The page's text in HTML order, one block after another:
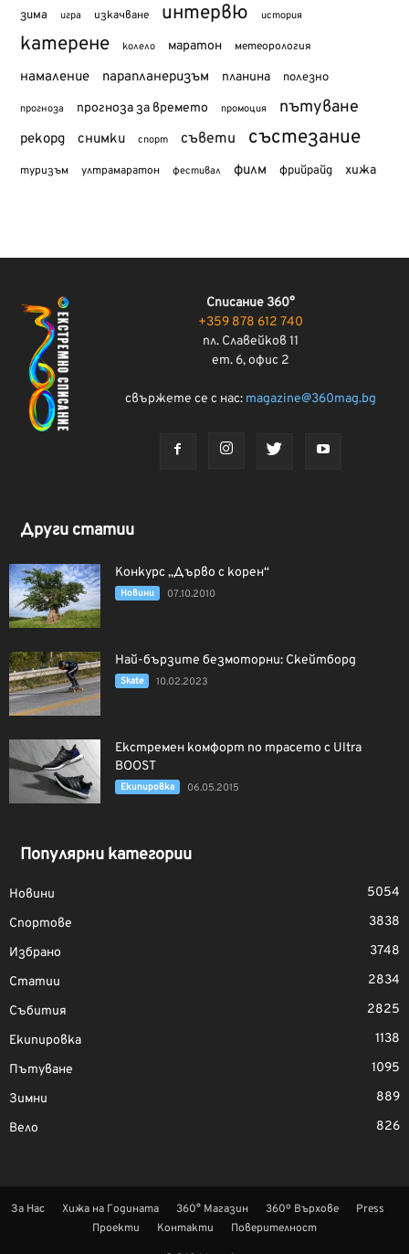
зима игра изкачване интервю история
катерене колело маратон метеорология
намаление парапланеризъм планина полезно
прогноза прогноза за времето промоция пътуване
рекорд снимки спорт съвети състезание
туризъм ултрамаратон фестивал филм фрийрайд хижа
Списание 360°
+359 878 612 740
пл. Славейков 11
ет. 6, офис 2
свържете се с нас: magazine@360mag.bg
Други статии
Конкурс „Дърво с корен“
Новини 07.10.2010
Най-бързите безмоторни: Скейтборд
Skate 10.02.2023
Екстремен комфорт по трасето с Ultra
BOOST
Екипировка 06.05.2015
Популярни категории
Новини
5054
Спортове
3838
Избрано
3748
Статии
2834
Събития
2825
Екипировка
1138
Пътуване
1095
Зимни
889
Вело
826
За Нас Хижа на Годината 360° Магазин 360º Върхове
Press
Проекти
Контакти Поверителност